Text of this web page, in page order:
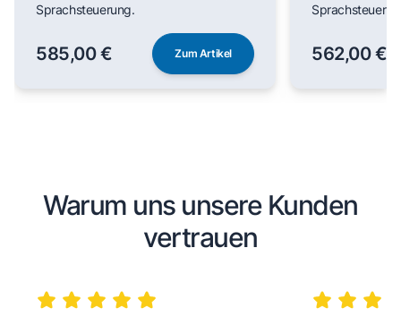
Sprachsteuerung.
585,00 € Zum Artikel 562,00 €
Warum uns unsere Kunden
vertrauen